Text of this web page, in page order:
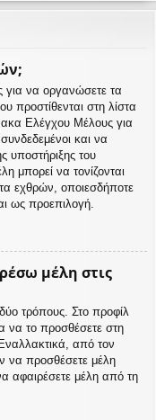
για να οργανώσετε τα
προστίθενται στη λίστα
Ελέγχου Μέλους για
και να
υποστήριξης του
μπορεί να τονίζονται
εχθρών, οποιεσδήποτε
ως προεπιλογή.
μέλη στις
τρόπους. Στο προφίλ
να το προσθέσετε στη
από τον
να προσθέσετε μέλη
αφαιρέσετε μέλη από τη